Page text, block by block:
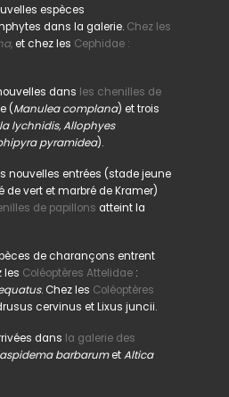
espèces
dans la galerie. Chez les
,et chez les Cephidae :
dans les chenilles de
(Manulea complana) et trois
lychnidis, Allophyes
pyramidea).
nouvelles entrées (stade jeune
vert et marbré de Kramer)
de papillons atteint la
de charançons entrent
les Coléoptères Attelidae :
. Chez les Coléoptères
cervinus et Lixus juncii.
dans la galerie des
barbarumetAltica